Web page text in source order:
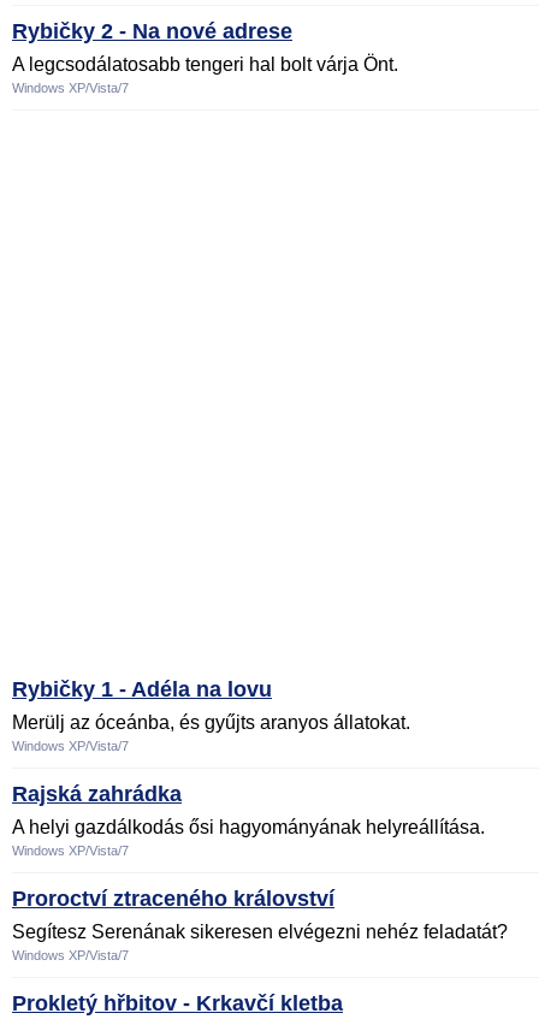
Rybičky 2 - Na nové adrese
A legcsodálatosabb tengeri hal bolt várja Önt.
Windows XP/Vista/7
Rybičky 1 - Adéla na lovu
Merülj az óceánba, és gyűjts aranyos állatokat.
Windows XP/Vista/7
Rajská zahrádka
A helyi gazdálkodás ősi hagyományának helyreállítása.
Windows XP/Vista/7
Proroctví ztraceného království
Segítesz Serenának sikeresen elvégezni nehéz feladatát?
Windows XP/Vista/7
Prokletý hřbitov - Krkavčí kletba